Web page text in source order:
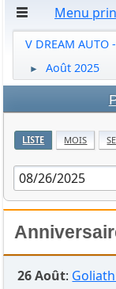
Menu
V DREAM AUTO
► Août 2025
LISTE MOIS
26 Août: